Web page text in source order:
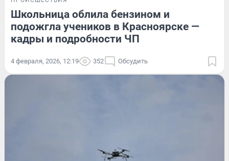
Школьница облила бензином и
подожгла учеников в Красноярске —
кадры и подробности ЧП
4 февраля, 2026, 12:19 352 Обсудить